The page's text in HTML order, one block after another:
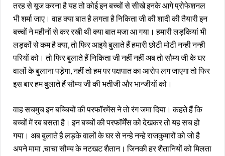
तरह से यूज करना है यह तो कोई इन बच्चों से सीखे इनके आगे प्रोफेशनल
भी शर्मा जाए। वाह क्या बात है लगता है निकिता जी की शादी की तैयारी इन
बच्चों ने महीनों से कर रखी थी क्या बात मजा आ गया। हमारी लड़कियां भी
लड़कों से कम है क्या, तो फिर आइये बुलाते हैं हमारी छोटी मोटी नन्ही नन्ही
परियों को। तो फिर बुलाते हैं निकिता जी नहीं नहीं अब तो सौम्य जी के घर
वालों के बुलाना पड़ेगा, नहीं तो हम पर पक्षपात का आरोप लग जाएगा तो फिर
इस बार हम बुलाते हैं सौम्य जी की भतीजी और भान्जीयों को।
वाह सचमुच इन बच्चियों की परफॉरमेंस ने तो रंग जमा दिया। कहते हैं कि
बच्चों में रब बसता है। इन बच्चों की परफॉर्मेंस को देखकर तो यह सच हो
गया। अब बुलाते है लड़के वालों के घर से नन्हे नन्हे राजकुमारों को जो है
अपने मामा ,चाचा सौम्य के नटखट शैतान। जिनकी हर शैतानियों को मिलता